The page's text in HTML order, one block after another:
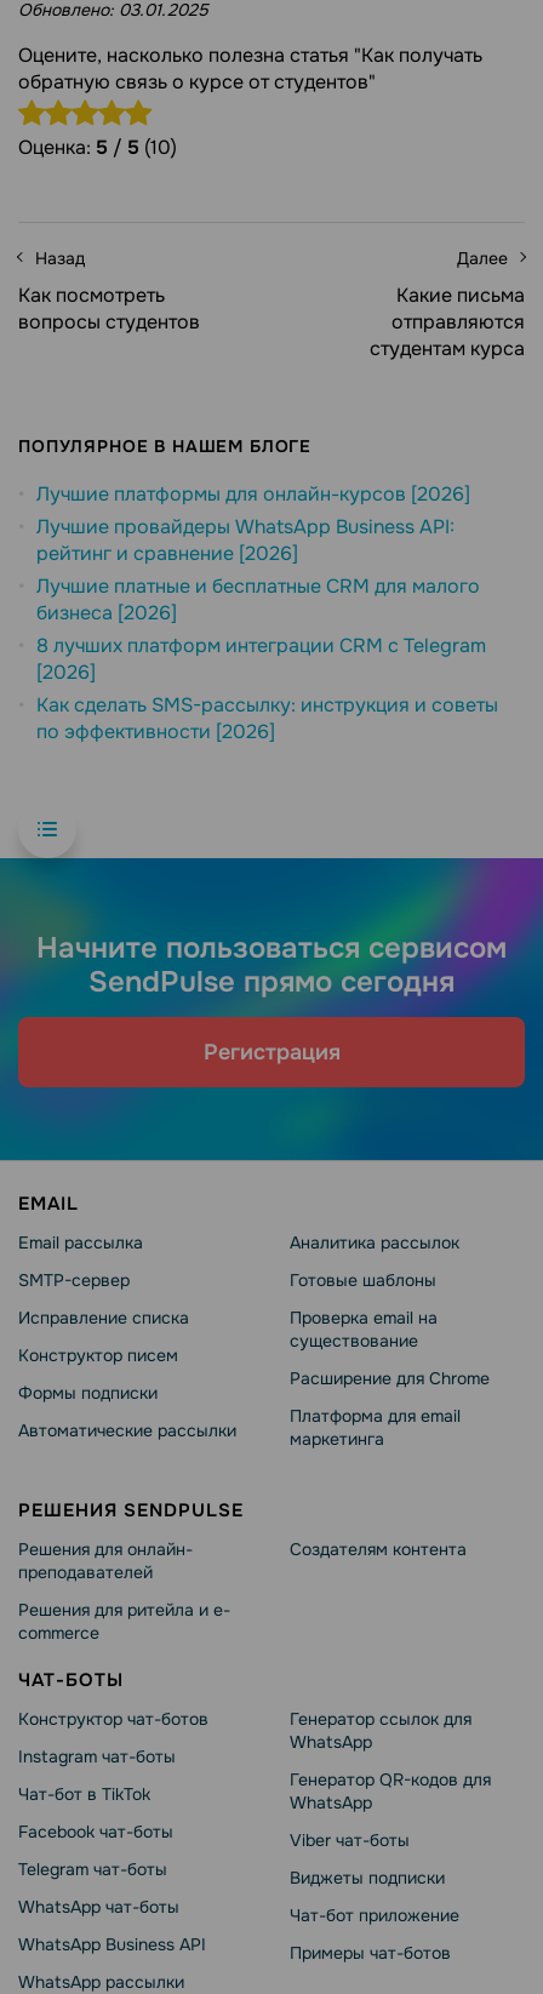
Обновлено: 03.01.2025
Оцените, насколько полезна статья "Как получать
обратную связь о курсе от студентов"
Оценка: 5 / 5 (10)
Назад
Как посмотреть
вопросы студентов
Далее
Какие письма
отправляются
студентам курса
ПОПУЛЯРНОЕ В НАШЕМ БЛОГЕ
Лучшие платформы для онлайн-курсов [2026]
Лучшие провайдеры WhatsApp Business API:
рейтинг и сравнение [2026]
Лучшие платные и бесплатные CRM для малого
бизнеса [2026]
8 лучших платформ интеграции CRM с Telegram
[2026]
Как сделать SMS-рассылку: инструкция и советы
по эффективности [2026]
Начните пользоваться сервисом
SendPulse прямо сегодня
Регистрация
EMAIL
Email рассылка
SMTP-сервер
Исправление списка
Конструктор писем
Формы подписки
Автоматические рассылки
Аналитика рассылок
Готовые шаблоны
Проверка email на
существование
Расширение для Chrome
Платформа для email
маркетинга
РЕШЕНИЯ SENDPULSE
Решения для онлайн-
преподавателей
Решения для ритейла и e-
commerce
Создателям контента
ЧАТ-БОТЫ
Конструктор чат-ботов
Instagram чат-боты
Чат-бот в TikTok
Facebook чат-боты
Telegram чат-боты
WhatsApp чат-боты
WhatsApp Business API
WhatsApp рассылки
Генератор ссылок для
WhatsApp
Генератор QR-кодов для
WhatsApp
Viber чат-боты
Виджеты подписки
Чат-бот приложение
Примеры чат-ботов